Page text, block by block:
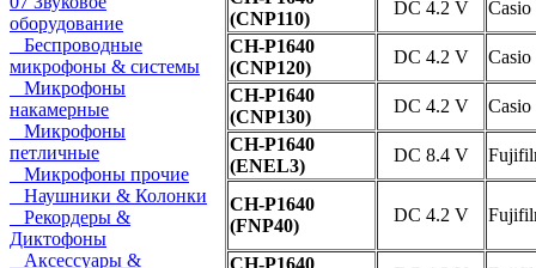
оборудование
Беспроводные
микрофоны & системы
Микрофоны
накамерные
Микрофоны
петличные
Микрофоны прочие
Наушники & Колонки
Рекордеры &
Диктофоны
Аксессуары &
(CNP110)
DC 4.2 V
Casio
CH-P1640
(CNP120)
DC 4.2 V
Casio
CH-P1640
(CNP130)
DC 4.2 V
Casio
CH-P1640
(ENEL3)
DC 8.4 V
CH-P1640
(FNP40)
DC 4.2 V
CH-P1640